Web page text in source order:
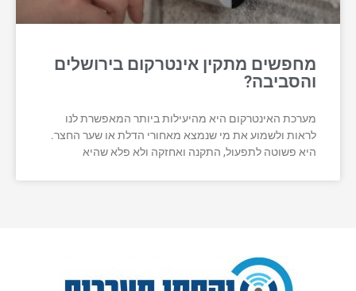
מחפשים מתקין אינטרקום בירושלים
והסביבה?
מערכת האינטרקום היא מהיעילות ביותר המאפשרת לנו
לראות ולשמוע את מי שנמצא מאחורי הדלת או שער החצר.
היא פשוטה לתפעול, התקנה ואחזקה ולא פלא שהיא